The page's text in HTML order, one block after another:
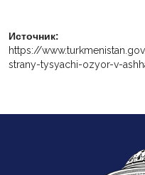
Источник:
https://
strany-tysyachi-ozyor-v-